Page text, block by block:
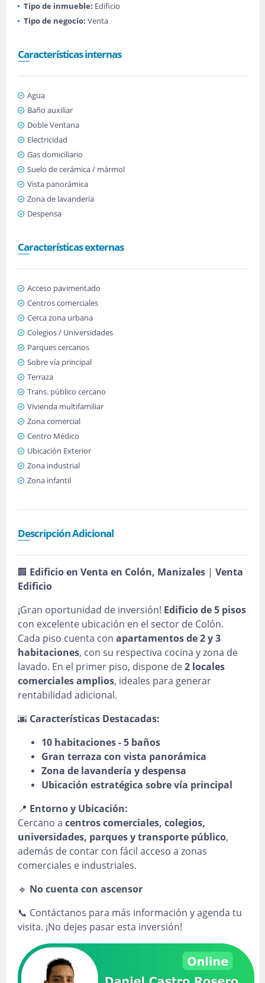
Tipo de inmueble: Edificio
Tipo de negocio: Venta
Características internas
Agua
Baño auxiliar
Doble Ventana
Electricidad
Gas domiciliario
Suelo de cerámica / mármol
Vista panorámica
Zona de lavandería
Despensa
Características externas
Acceso pavimentado
Centros comerciales
Cerca zona urbana
Colegios / Universidades
Parques cercanos
Sobre vía principal
Terraza
Trans. público cercano
Vivienda multifamiliar
Zona comercial
Centro Médico
Ubicación Exterior
Zona industrial
Zona infantil
Descripción Adicional
🏢 Edificio en Venta en Colón, Manizales | Venta
Edificio
¡Gran oportunidad de inversión! Edificio de 5 pisos
con excelente ubicación en el sector de Colón.
Cada piso cuenta con apartamentos de 2 y 3
habitaciones, con su respectiva cocina y zona de
lavado. En el primer piso, dispone de2 locales
comerciales amplios, ideales para generar
rentabilidad adicional.
🌆 Características Destacadas:
10 habitaciones - 5 baños
Gran terraza con vista panorámica
Zona de lavandería y despensa
Ubicación estratégica sobre vía principal
📍 Entorno y Ubicación:
Cercano a centros comerciales, colegios,
universidades, parques y transporte público,
además de contar con fácil acceso a zonas
comerciales e industriales.
🔹 No cuenta con ascensor
📞 Contáctanos para más información y agenda tu
visita. ¡No dejes pasar esta inversión!